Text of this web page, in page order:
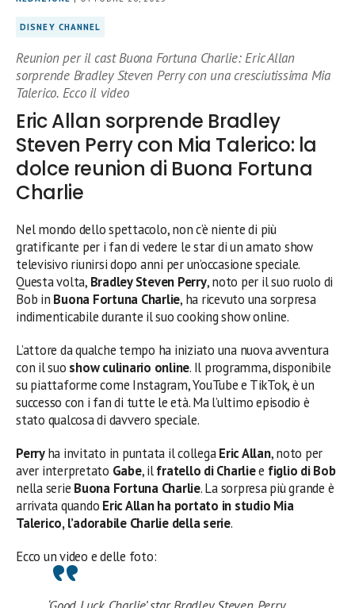
DISNEY CHANNEL
Reunion per il cast Buona Fortuna Charlie: Eric Allan
sorprende Bradley Steven Perry con una cresciutissima Mia
Talerico. Ecco il video
Eric Allan sorprende Bradley
Steven Perry con Mia Talerico: la
dolce reunion di Buona Fortuna
Charlie
Nel mondo dello spettacolo, non c’è niente di più
gratificante per i fan di vedere le star di un amato show
televisivo riunirsi dopo anni per un’occasione speciale.
Questa volta, Bradley Steven Perry, noto per il suo ruolo di
Bob in Buona Fortuna Charlie, ha ricevuto una sorpresa
indimenticabile durante il suo cooking show online.
L’attore da qualche tempo ha iniziato una nuova avventura
con il suo show culinario online. Il programma, disponibile
su piattaforme come Instagram, YouTube e TikTok, è un
successo con i fan di tutte le età. Ma l’ultimo episodio è
stato qualcosa di davvero speciale.
Perryha invitato in puntata il collegaEric Allan, noto per
aver interpretato Gabe, ilfratello di Charliee figlio di Bob
nella serie Buona Fortuna Charlie. La sorpresa più grande è
arrivata quando Eric Allan ha portato in studio Mia
Talerico, l’adorabile Charlie della serie.
Ecco un video e delle foto: